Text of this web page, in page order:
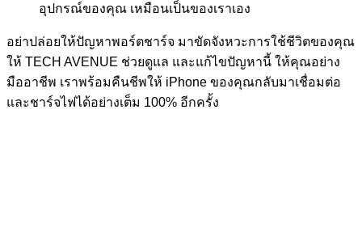
อุปกรณ์ของคุณ เหมือนเป็นของเราเอง
อย่าปล่อยให้ปัญหาพอร์ตชาร์จ มาขัดจังหวะการใช้ชีวิตของคุณ
ให้ TECH AVENUE ช่วยดูแล และแก้ไขปัญหานี้ ให้คุณอย่าง
มืออาชีพ เราพร้อมคืนชีพให้ iPhone ของคุณกลับมาเชื่อมต่อ
และชาร์จไฟได้อย่างเต็ม 100% อีกครั้ง